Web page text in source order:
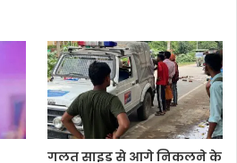
गलत साइड से आगे निकलने के